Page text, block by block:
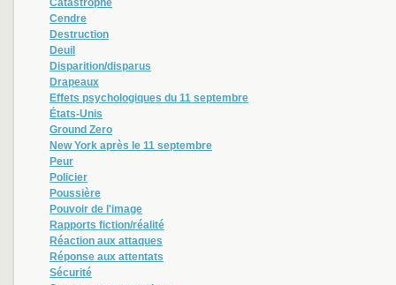
Catastrophe
Cendre
Destruction
Deuil
Disparition/disparus
Drapeaux
Effets psychologiques du 11 septembre
États-Unis
Ground Zero
New York après le 11 septembre
Peur
Policier
Poussière
Pouvoir de l'image
Rapports fiction/réalité
Réaction aux attaques
Réponse aux attentats
Sécurité